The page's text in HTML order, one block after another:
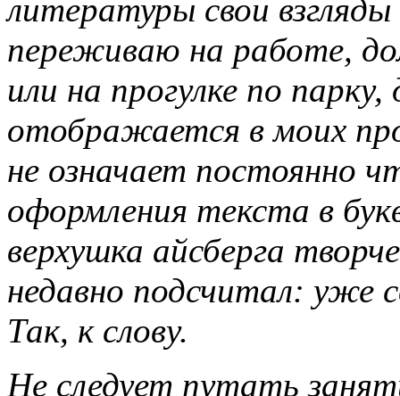
литературы свои
переживаю на работе,
или на прогулке по
отображается в моих
не означает постоянно
оформления текста в
верхушка айсберга
недавно подсчитал: уже
Так, к слову.
Не следует путать